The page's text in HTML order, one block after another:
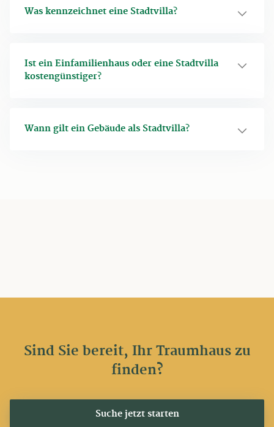
Was kennzeichnet eine Stadtvilla?
Ist ein Einfamilienhaus oder eine Stadtvilla
kostengünstiger?
Wann gilt ein Gebäude als Stadtvilla?
Sind Sie bereit, Ihr Traumhaus zu
finden?
Suche jetzt starten